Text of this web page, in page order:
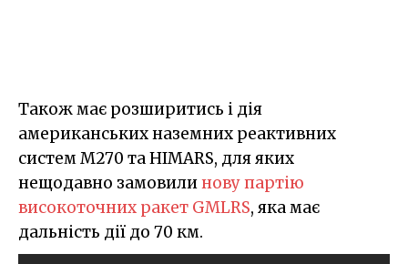
Також має розширитись і дія
американських наземних реактивних
систем M270 та HIMARS, для яких
нещодавно замовилинову партію
високоточних ракет GMLRS, яка має
дальність дії до 70 км.